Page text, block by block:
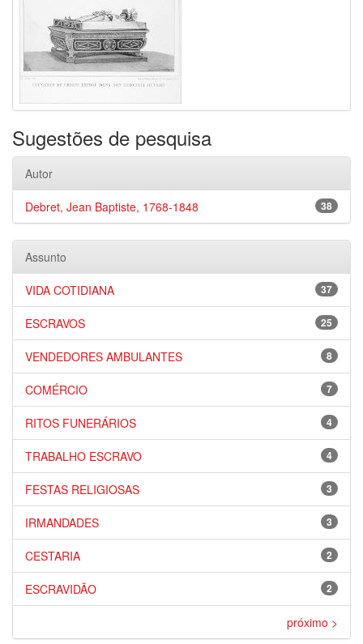
Sugestões de pesquisa
Autor
38
Debret, Jean Baptiste, 1768-1848
Assunto
37
VIDA COTIDIANA
25
ESCRAVOS
8
VENDEDORES AMBULANTES
7
COMÉRCIO
4
RITOS FUNERÁRIOS
4
TRABALHO ESCRAVO
3
FESTAS RELIGIOSAS
3
IRMANDADES
2
CESTARIA
2
ESCRAVIDÃO
próximo >